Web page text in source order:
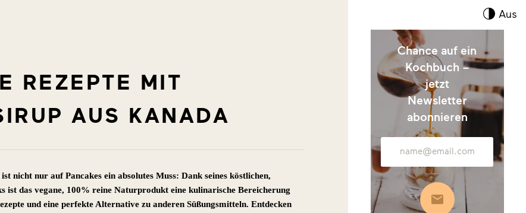
Aus
REZEPTE MIT
AUS KANADA
nicht nur auf Pancakes ein absolutes Muss: Dank seines köstlichen,
ist das vegane, 100% reine Naturprodukt eine kulinarische Bereicherung
und eine perfekte Alternative zu anderen Süßungsmitteln. Entdecken
Chance auf ein
Kochbuch –
jetzt
Newsletter
abonnieren
Adresse
Abonnieren